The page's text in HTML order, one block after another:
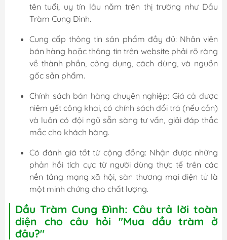
tên tuổi, uy tín lâu năm trên thị trường như Dầu
Tràm Cung Đình.
Cung cấp thông tin sản phẩm đầy đủ: Nhân viên
bán hàng hoặc thông tin trên website phải rõ ràng
về thành phần, công dụng, cách dùng, và nguồn
gốc sản phẩm.
Chính sách bán hàng chuyên nghiệp: Giá cả được
niêm yết công khai, có chính sách đổi trả (nếu cần)
và luôn có đội ngũ sẵn sàng tư vấn, giải đáp thắc
mắc cho khách hàng.
Có đánh giá tốt từ cộng đồng: Nhận được những
phản hồi tích cực từ người dùng thực tế trên các
nền tảng mạng xã hội, sàn thương mại điện tử là
một minh chứng cho chất lượng.
Dầu Tràm Cung Đình: Câu trả lời toàn
diện cho câu hỏi "Mua dầu tràm ở
đâu?"